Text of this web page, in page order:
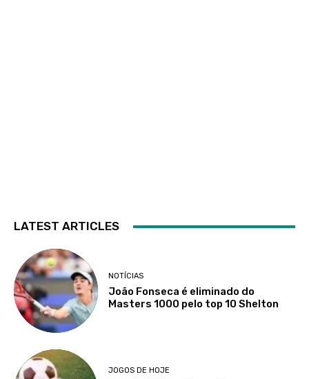
LATEST ARTICLES
NOTÍCIAS
João Fonseca é eliminado do
Masters 1000 pelo top 10 Shelton
JOGOS DE HOJE